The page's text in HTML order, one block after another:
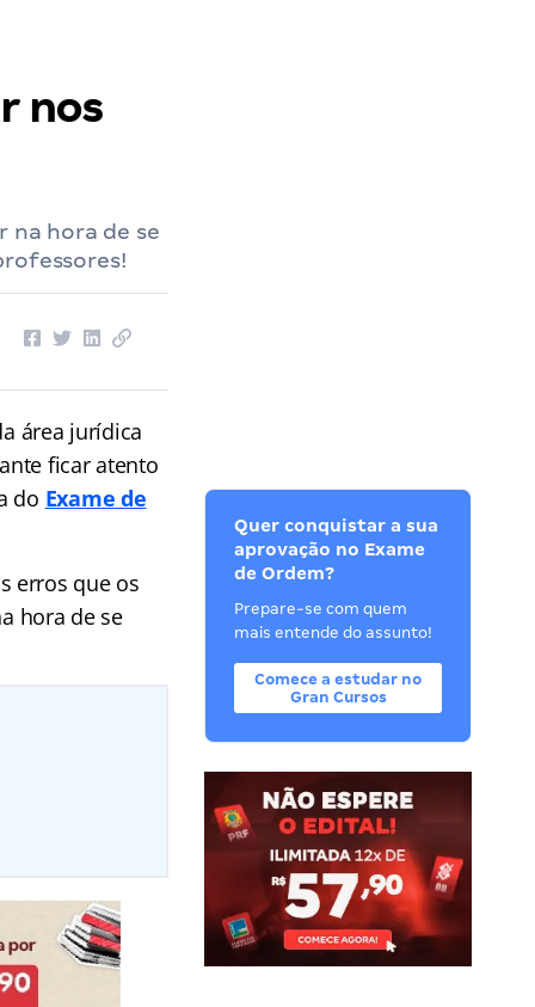
nos
na hora de se
área jurídica
ficar atento
do Exame de
erros que os
hora de se
Quer conquistar a sua
aprovação no Exame
de Ordem?
Prepare-se com quem
mais entende do assunto!
Comece a estudar no
Gran Cursos